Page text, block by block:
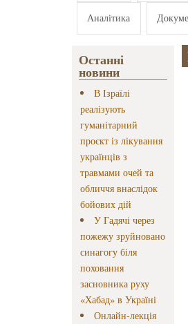
Аналітика
Останні
новини
В Ізраїлі
реалізують
гуманітарний
проєкт із лікування
українців з
травмами очей та
обличчя внаслідок
бойових дій
У Гадячі через
пожежу зруйновано
синагогу біля
поховання
засновника руху
«Хабад» в Україні
Онлайн-лекція